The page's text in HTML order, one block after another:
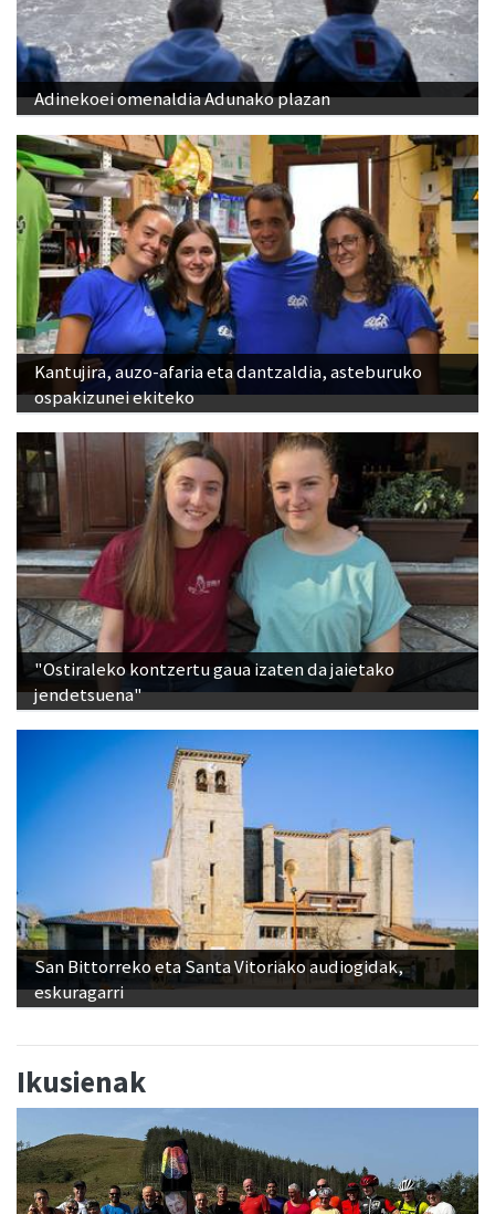
Adinekoei omenaldia Adunako plazan
Kantujira, auzo-afaria eta dantzaldia, asteburuko
ospakizunei ekiteko
"Ostiraleko kontzertu gaua izaten da jaietako
jendetsuena"
San Bittorreko eta Santa Vitoriako audiogidak,
eskuragarri
Ikusienak